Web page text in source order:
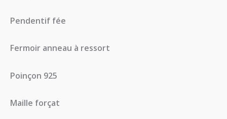
Pendentif fée
Fermoir anneau à ressort
Poinçon 925
Maille forçat